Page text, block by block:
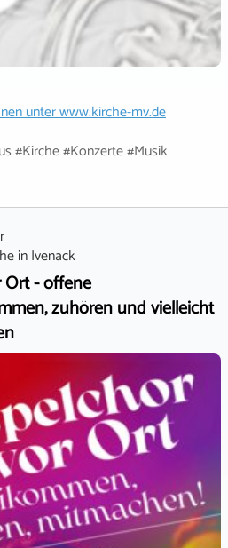
unterwww.kirche-mv.de
#Kirche #Konzerte #Musik
inIvenack
Ort - offene
zuhören und vielleicht